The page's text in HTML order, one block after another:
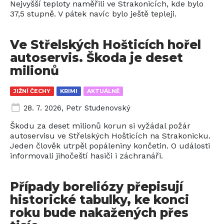
Nejvyšší teploty naměřili ve Strakonicích, kde bylo
37,5 stupně. V pátek navíc bylo ještě tepleji.
JIŽNÍ ČECHY KRIMI AKTUÁLNĚ
Ve Střelských Hošticích hořel
autoservis. Škoda je deset
milionů
28. 7. 2026, Petr Studenovský
Škodu za deset milionů korun si vyžádal požár
autoservisu ve Střelských Hošticích na Strakonicku.
Jeden člověk utrpěl popáleniny končetin. O události
informovali jihočeští hasiči i záchranáři.
Případy boreliózy přepisují
historické tabulky, ke konci
roku bude nakažených přes